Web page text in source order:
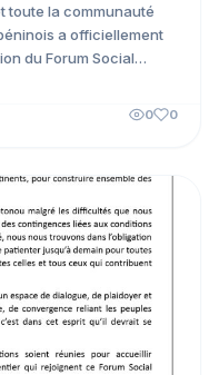
toute la communauté
a officiellement
du Forum Social
0 0